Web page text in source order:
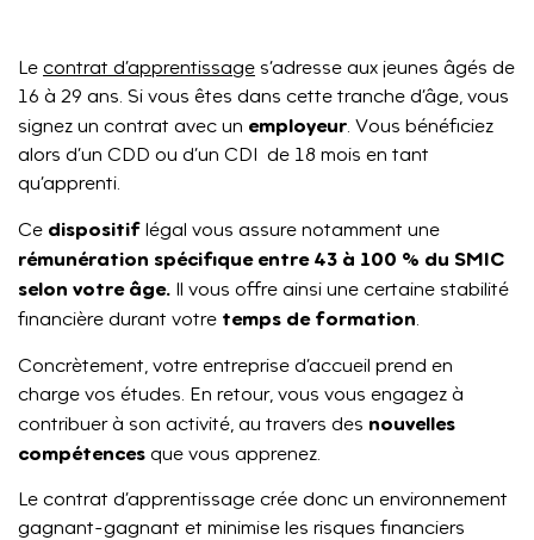
Le contrat d’apprentissage s’adresse aux jeunes âgés de
16 à 29 ans. Si vous êtes dans cette tranche d’âge, vous
signez un contrat avec un employeur. Vous bénéficiez
alors d’un CDD ou d’un CDI de 18 mois en tant
qu’apprenti.
Ce dispositif légal vous assure notamment une
rémunération spécifique entre 43 à 100 % du SMIC
selon votre âge. Il vous offre ainsi une certaine stabilité
financière durant votre temps de formation.
Concrètement, votre entreprise d’accueil prend en
charge vos études. En retour, vous vous engagez à
contribuer à son activité, au travers des nouvelles
compétences que vous apprenez.
Le contrat d’apprentissage crée donc un environnement
gagnant-gagnant et minimise les risques financiers